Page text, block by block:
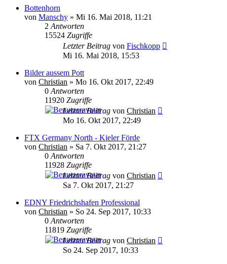
Bottenhorn
von Manschy » Mi 16. Mai 2018, 11:21
2 Antworten
15524 Zugriffe
Letzter Beitrag von Fischkopp
Mi 16. Mai 2018, 15:53
Bilder aussem Pott
von Christian » Mo 16. Okt 2017, 22:49
0 Antworten
11920 Zugriffe
Letzter Beitrag von Christian
Mo 16. Okt 2017, 22:49
FTX Germany North - Kieler Förde
von Christian » Sa 7. Okt 2017, 21:27
0 Antworten
11928 Zugriffe
Letzter Beitrag von Christian
Sa 7. Okt 2017, 21:27
EDNY Friedrichshafen Professional
von Christian » So 24. Sep 2017, 10:33
0 Antworten
11819 Zugriffe
Letzter Beitrag von Christian
So 24. Sep 2017, 10:33